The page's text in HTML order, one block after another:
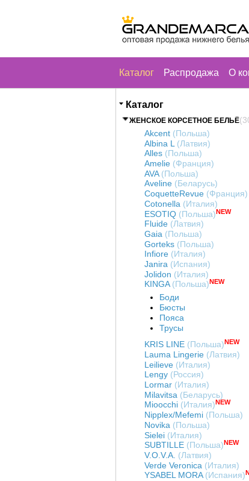
Каталог Распродажа О
Каталог
ЖЕНСКОЕ КОРСЕТНОЕ БЕЛЬЁ
Akcent (Польша)
Albina L (Латвия)
Alles (Польша)
Amelie (Франция)
AVA (Польша)
Aveline (Беларусь)
CoquetteRevue (Франция)
Cotonella (Италия)
ESOTIQ (Польша)NEW
Fluide (Латвия)
Gaia (Польша)
Gorteks (Польша)
Infiore (Италия)
Janira (Испания)
Jolidon (Италия)
KINGA(Польша) NEW
Боди
Бюсты
Пояса
Трусы
KRIS LINE (Польша) NEW
Lauma Lingerie (Латвия)
Leilieve (Италия)
Lengy (Россия)
Lormar (Италия)
Milavitsa (Беларусь)
Mioocchi (Италия) NEW
Nipplex/Mefemi (Польша)
Novika (Польша)
Sielei (Италия)
SUBTILLE (Польша)NEW
V.O.V.A. (Латвия)
Verde Veronica (Италия)
YSABEL MORA(Испания)